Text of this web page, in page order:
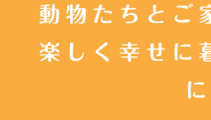
動物たちとご
楽しく幸せに
に